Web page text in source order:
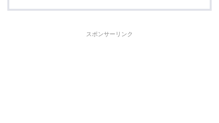
スポンサーリンク